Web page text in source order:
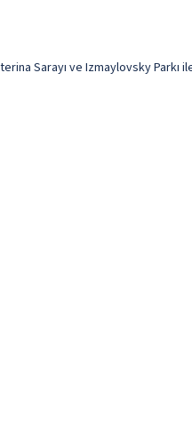
Sarayı ve Izmaylovsky